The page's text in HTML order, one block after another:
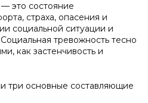
это состояние
страха, опасения и
социальной ситуации и
тревожность тесно
как застенчивость и
три основные составляющие